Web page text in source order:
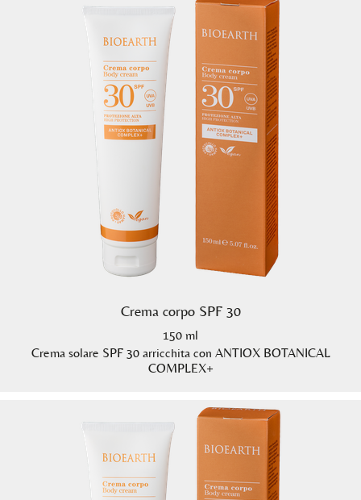
Crema corpo SPF 30
150 ml
Crema solare SPF 30 arricchita con ANTIOX BOTANICAL
COMPLEX+